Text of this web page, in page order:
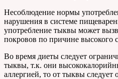
Несоблюдение нормы
нарушения в системе
употребление тыквы может
покровов по причине высокого
Во время диеты следует
тыквы, т.к. они
аллергией, то от тыквы следует